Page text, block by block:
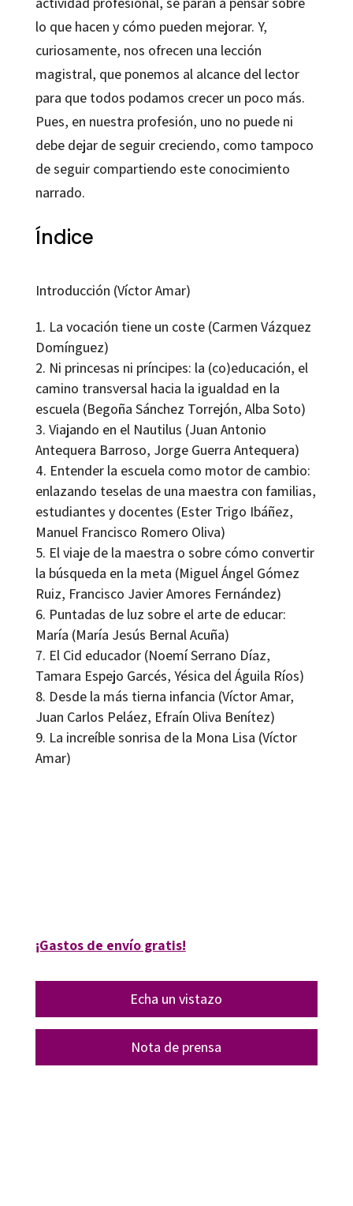
lo que hacen y cómo pueden mejorar. Y,
curiosamente, nos ofrecen una lección
magistral, que ponemos al alcance del lector
para que todos podamos crecer un poco más.
Pues, en nuestra profesión, uno no puede ni
debe dejar de seguir creciendo, como tampoco
de seguir compartiendo este conocimiento
narrado.
Índice
Introducción (Víctor Amar)
La vocación tiene un coste (Carmen Vázquez
Domínguez)
Ni princesas ni príncipes: la (co)educación, el
camino transversal hacia la igualdad en la
escuela (Begoña Sánchez Torrejón, Alba Soto)
Viajando en el Nautilus (Juan Antonio
Antequera Barroso, Jorge Guerra Antequera)
Entender la escuela como motor de cambio:
enlazando teselas de una maestra con familias,
estudiantes y docentes (Ester Trigo Ibáñez,
Manuel Francisco Romero Oliva)
El viaje de la maestra o sobre cómo convertir
la búsqueda en la meta (Miguel Ángel Gómez
Ruiz, Francisco Javier Amores Fernández)
Puntadas de luz sobre el arte de educar:
María (María Jesús Bernal Acuña)
El Cid educador (Noemí Serrano Díaz,
Tamara Espejo Garcés, Yésica del Águila Ríos)
Desde la más tierna infancia (Víctor Amar,
Juan Carlos Peláez, Efraín Oliva Benítez)
La increíble sonrisa de la Mona Lisa (Víctor
Amar)
¡Gastos de envío gratis!
Echa un vistazo
Nota de prensa